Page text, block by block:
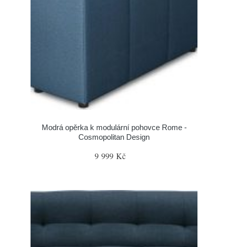
Modrá opěrka k modulární pohovce Rome -
Cosmopolitan Design
9 999 Kč